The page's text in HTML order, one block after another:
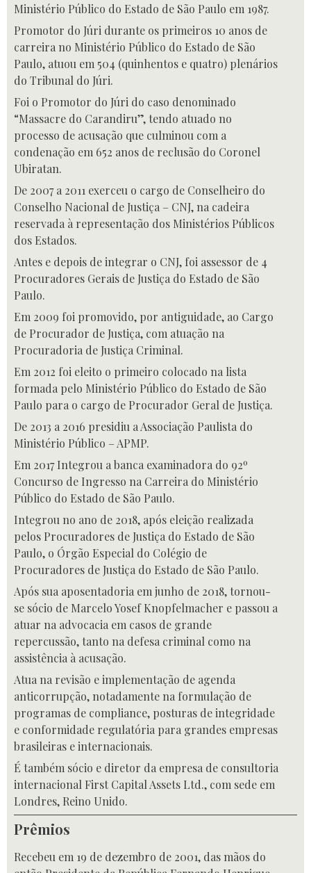
Ministério Público do Estado de São Paulo em 1987.
Promotor do Júri durante os primeiros 10 anos de
carreira no Ministério Público do Estado de São
Paulo, atuou em 504 (quinhentos e quatro) plenários
do Tribunal do Júri.
Foi o Promotor do Júri do caso denominado
“Massacre do Carandiru”, tendo atuado no
processo de acusação que culminou com a
condenação em 652 anos de reclusão do Coronel
Ubiratan.
De 2007 a 2011 exerceu o cargo de Conselheiro do
Conselho Nacional de Justiça – CNJ, na cadeira
reservada à representação dos Ministérios Públicos
dos Estados.
Antes e depois de integrar o CNJ, foi assessor de 4
Procuradores Gerais de Justiça do Estado de São
Paulo.
Em 2009 foi promovido, por antiguidade, ao Cargo
de Procurador de Justiça, com atuação na
Procuradoria de Justiça Criminal.
Em 2012 foi eleito o primeiro colocado na lista
formada pelo Ministério Público do Estado de São
Paulo para o cargo de Procurador Geral de Justiça.
De 2013 a 2016 presidiu a Associação Paulista do
Ministério Público – APMP.
Em 2017 Integrou a banca examinadora do 92º
Concurso de Ingresso na Carreira do Ministério
Público do Estado de São Paulo.
Integrou no ano de 2018, após eleição realizada
pelos Procuradores de Justiça do Estado de São
Paulo, o Órgão Especial do Colégio de
Procuradores de Justiça do Estado de São Paulo.
Após sua aposentadoria em junho de 2018, tornou-
se sócio de Marcelo Yosef Knopfelmacher e passou a
atuar na advocacia em casos de grande
repercussão, tanto na defesa criminal como na
assistência à acusação.
Atua na revisão e implementação de agenda
anticorrupção, notadamente na formulação de
programas de compliance, posturas de integridade
e conformidade regulatória para grandes empresas
brasileiras e internacionais.
É também sócio e diretor da empresa de consultoria
internacional First Capital Assets Ltd., com sede em
Londres, Reino Unido.
Prêmios
Recebeu em 19 de dezembro de 2001, das mãos do